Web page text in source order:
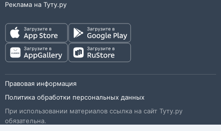
Реклама на Туту.ру
Правовая информация
Политика обработки персональных данных
При использовании материалов ссылка на сайт Туту.ру
обязательна.